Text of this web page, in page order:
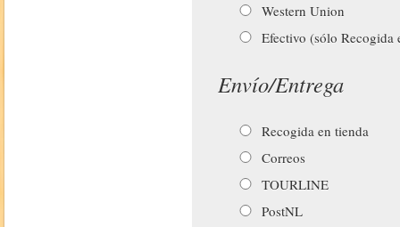
Western Union
Efectivo (sólo Recogida
Envío/Entrega
Recogida en tienda
Correos
TOURLINE
PostNL